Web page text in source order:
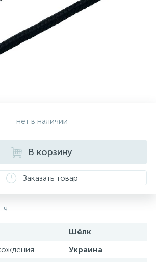
нет в наличии
В корзину
Заказать товар
ч
Шёлк
Украина
колье
цепочки
сувениры